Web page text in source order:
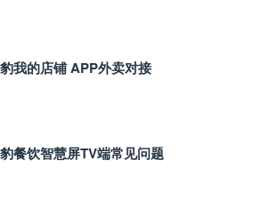
我的店铺 APP外卖对接
餐饮智慧屏TV端常见问题